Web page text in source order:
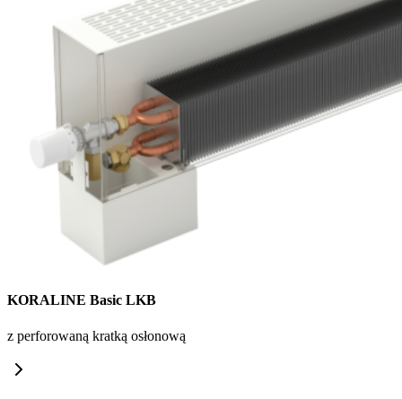
KORALINE Basic LKB
z perforowaną kratką osłonową